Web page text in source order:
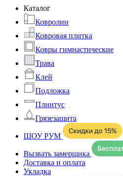
Каталог
Ковролин
Ковровая плитка
Ковры гимнастические
Трава
Клей
Подложка
Плинтус
Грязезащита
ШОУ РУМ
Вызвать замерщика
Доставка и оплата
Укладка